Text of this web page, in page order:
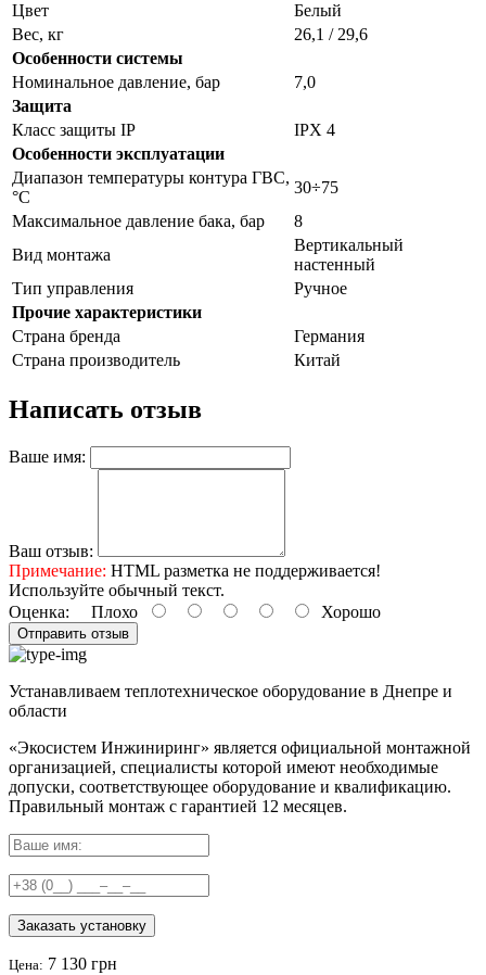
Цвет
Белый
Вес, кг
26,1 / 29,6
Особенности системы
Номинальное давление, бар
7,0
Защита
Класс защиты IP
IPX 4
Особенности эксплуатации
Диапазон температуры контура ГВС,
°С
30÷75
Максимальное давление бака, бар
8
Вид монтажа
Вертикальный
настенный
Тип управления
Ручное
Прочие характеристики
Страна бренда
Германия
Страна производитель
Китай
Написать отзыв
Ваше имя:
Ваш отзыв:
Примечание: HTML разметка не поддерживается!
Используйте обычный текст.
Оценка: Плохо Хорошо
Отправить отзыв
Устанавливаем теплотехническое оборудование в Днепре и
области
«Экосистем Инжиниринг» является официальной монтажной
организацией, специалисты которой имеют необходимые
допуски, соответствующее оборудование и квалификацию.
Правильный монтаж с гарантией 12 месяцев.
Заказать установку
Цена: 7 130 грн